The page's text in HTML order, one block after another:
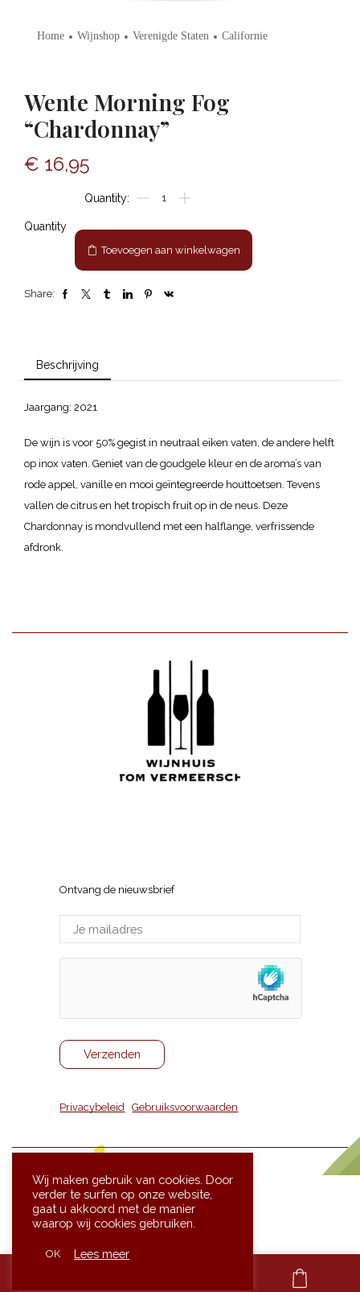
Home • Wijnshop • Verenigde Staten • Californie
Wente Morning Fog
“Chardonnay”
€ 16,95
Quantity
aantal
Toevoegen aan winkelwagen
Share:
Beschrijving
Jaargang: 2021
De wijn is voor 50% gegist in neutraal eiken vaten, de andere helft
op inox vaten. Geniet van de goudgele kleur en de aroma’s van
rode appel, vanille en mooi geïntegreerde houttoetsen. Tevens
vallen de citrus en het tropisch fruit op in de neus. Deze
Chardonnay is mondvullend met een halflange, verfrissende
afdronk.
Ontvang de nieuwsbrief
Privacybeleid |Gebruiksvoorwaarden
framingdesk
Wij maken gebruik van cookies. Door
verder te surfen op onze website,
gaat u akkoord met de manier
waarop wij cookies gebruiken.
OK Lees meer